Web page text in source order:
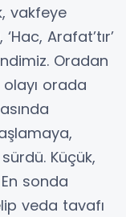
vakfeye
Arafat’tır’
Oradan
orada
Küçük,
sonda
veda tavafı